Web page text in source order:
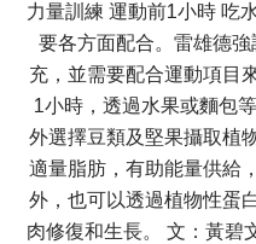
力量訓練 運動前1小時 吃
要各方面配合。雷雄德
充，並需要配合運動項目
1小時，透過水果或麵包
外選擇豆類及堅果攝取植
適量脂肪，有助能量供給
外，也可以透過植物性蛋
肉修復和生長。 文：黃碧